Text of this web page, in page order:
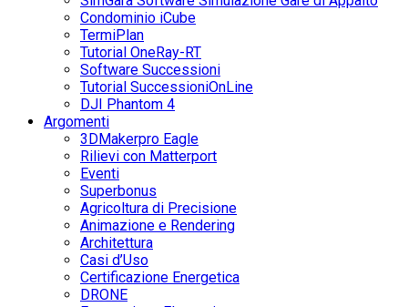
Condominio iCube
TermiPlan
Tutorial OneRay-RT
Software Successioni
Tutorial SuccessioniOnLine
DJI Phantom 4
Argomenti
3DMakerpro Eagle
Rilievi con Matterport
Eventi
Superbonus
Agricoltura di Precisione
Animazione e Rendering
Architettura
Casi d’Uso
Certificazione Energetica
DRONE